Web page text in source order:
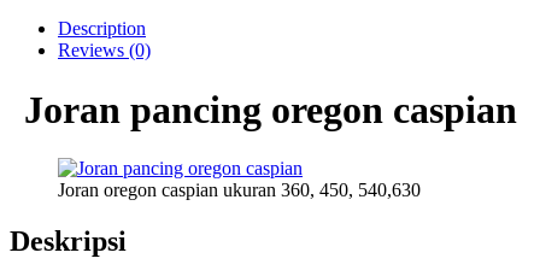
Description
Reviews (0)
Joran pancing oregon caspian
Joran oregon caspian ukuran 360, 450, 540,630
Deskripsi